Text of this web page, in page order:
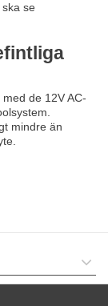
se
de 12V AC-
mindre än